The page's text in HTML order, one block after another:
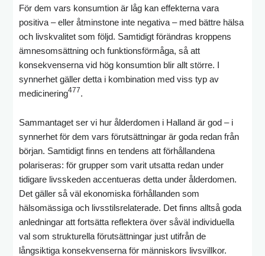
För dem vars konsumtion är låg kan effekterna vara
positiva – eller åtminstone inte negativa – med bättre hälsa
och livskvalitet som följd. Samtidigt förändras kroppens
ämnesomsättning och funktionsförmåga, så att
konsekvenserna vid hög konsumtion blir allt större. I
synnerhet gäller detta i kombination med viss typ av
medicinering477.
Sammantaget ser vi hur ålderdomen i Halland är god – i
synnerhet för dem vars förutsättningar är goda redan från
början. Samtidigt finns en tendens att förhållandena
polariseras: för grupper som varit utsatta redan under
tidigare livsskeden accentueras detta under ålderdomen.
Det gäller så väl ekonomiska förhållanden som
hälsomässiga och livsstilsrelaterade. Det finns alltså goda
anledningar att fortsätta reflektera över såväl individuella
val som strukturella förutsättningar just utifrån de
långsiktiga konsekvenserna för människors livsvillkor.